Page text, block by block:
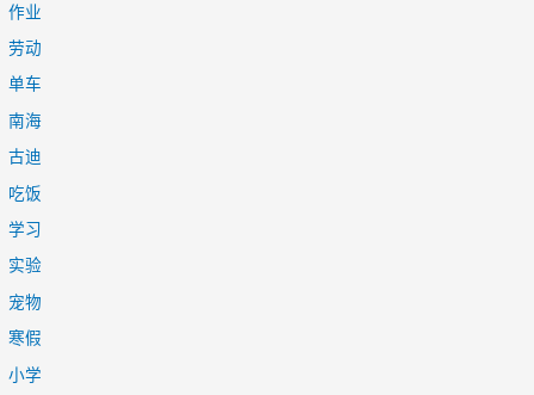
作业
劳动
单车
南海
古迪
吃饭
学习
实验
宠物
寒假
小学